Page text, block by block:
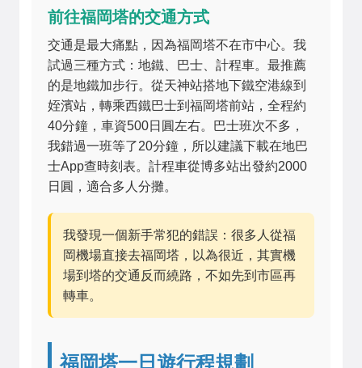
前往福岡塔的交通方式
交通是最大痛點，因為福岡塔不在市中心。我
試過三種方式：地鐵、巴士、計程車。最推薦
的是地鐵加步行。從天神站搭地下鐵空港線到
姪濱站，轉乘西鐵巴士到福岡塔前站，全程約
40分鐘，車資500日圓左右。巴士班次不多，
我錯過一班等了20分鐘，所以建議下載在地巴
士App查時刻表。計程車從博多站出發約2000
日圓，適合多人分攤。
我發現一個新手常犯的錯誤：很多人從福
岡機場直接去福岡塔，以為很近，其實機
場到塔的交通反而繞路，不如先到市區再
轉車。
福岡塔一日遊行程規劃